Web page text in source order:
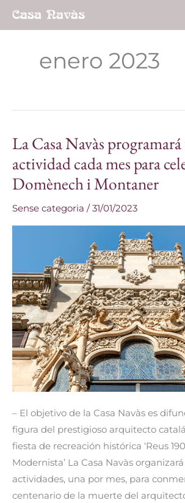
enero 2023
La Casa Navàs
actividad cada mes para
Domènech i Montaner
Sense categoria /31/01/2023
– El objetivo de la Casa Navàs es
figura del prestigioso arquitecto
fiesta de recreación histórica ‘Reus
Modernista’ La Casa Navàs
actividades, una por mes, para
centenario de la muerte del
La
Casa
Navàs
programará
una
actividad
para
celebrar
el
Año
Domènech
i
Montaner